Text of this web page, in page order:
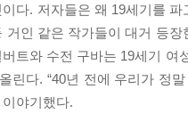
이다. 저자들은 왜 19세기를
거인 같은 작가들이 대거 등
버트와 수전 구바는 19세기 여
린다. “40년 전에 우리가 정
이야기했다.